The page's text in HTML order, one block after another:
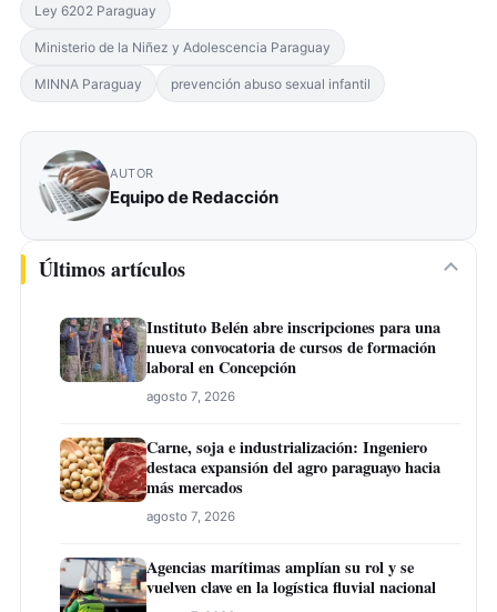
Ley 6202 Paraguay
Ministerio de la Niñez y Adolescencia Paraguay
MINNA Paraguay prevención abuso sexual infantil
AUTOR
Equipo de Redacción
Últimos artículos
Instituto Belén abre inscripciones para una
nueva convocatoria de cursos de formación
laboral en Concepción
agosto 7, 2026
Carne, soja e industrialización: Ingeniero
destaca expansión del agro paraguayo hacia
más mercados
agosto 7, 2026
Agencias marítimas amplían su rol y se
vuelven clave en la logística fluvial nacional